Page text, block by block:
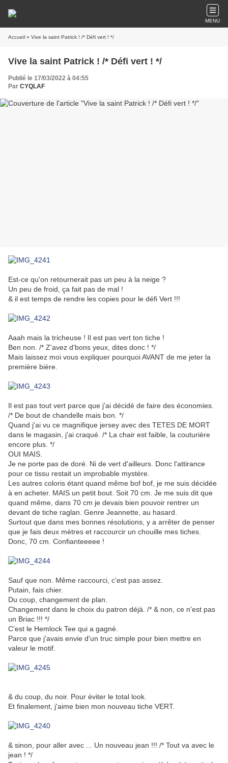
MENU
Accueil » Vive la saint Patrick ! /* Défi vert ! */
Vive la saint Patrick ! /* Défi vert ! */
Publié le 17/03/2022 à 04:55
Par CYQLAF
Est-ce qu'on retournerait pas un peu à la neige ?
Un peu de froid, ça fait pas de mal !
& il est temps de rendre les copies pour le défi Vert !!!
Aaah mais la tricheuse ! Il est pas vert ton tiche !
Ben non. /* Z'avez d'bons yeux, dites donc ! */
Mais laissez moi vous expliquer pourquoi AVANT de me jeter la
première bière.
Il est pas tout vert parce que j'ai décidé de faire des économies.
/* De bout de chandelle mais bon. */
Quand j'ai vu ce magnifique jersey avec des TETES DE MORT
dans le magasin, j'ai craqué. /* La chair est faible, la couturière
encore plus. */
OUI MAIS.
Je ne porte pas de doré. Ni de vert d'ailleurs. Donc l'attirance
pour ce tissu restait un improbable mystère.
Les autres coloris étant quand même bof bof, je me suis décidée
à en acheter. MAIS un petit bout. Soit 70 cm. Je me suis dit que
quand même, dans 70 cm je devais bien pouvoir rentrer un
devant de tiche raglan. Genre Jeannette, au hasard.
Surtout que dans mes bonnes résolutions, y a arrêter de penser
que je fais deux mètres et raccourcir un chouille mes tiches.
Donc, 70 cm. Confianteeeee !
Sauf que non. Même raccourci, c'est pas assez.
Putain, fais chier.
Du coup, changement de plan.
Changement dans le choix du patron déjà. /* & non, ce n'est pas
un Briac !!! */
C'est le Hemlock Tee qui a gagné.
Parce que j'avais envie d'un truc simple pour bien mettre en
valeur le motif.
& du coup, du noir. Pour éviter le total look.
Et finalement, j'aime bien mon nouveau tiche VERT.
& sinon, pour aller avec ... Un nouveau jean !!! /* Tout va avec le
jean ! */